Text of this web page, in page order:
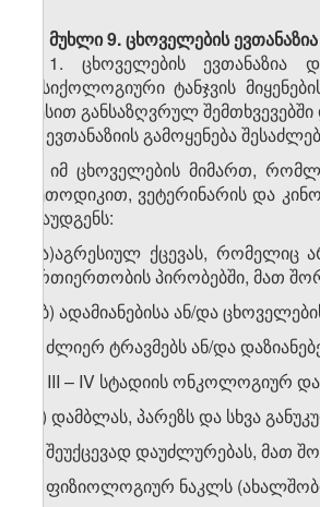
მუხლი 9. ცხოველების
1. ცხოველების ევთანაზია
ფსიქოლოგიური ტანჯვის
წესით განსაზღვრულ
2. ევთანაზიის გამოყენება
ა) იმ ცხოველების მიმართ,
მეთოდიკით, ვეტერინარის და
დაუდგენს:
ა.ა)აგრესიულ ქცევას, რომელიც
ურთიერთობის პირობებში, მათ
ა.ბ) ადამიანებისა ან/და
ბ) ძლიერ ტრავმებს ან/და
გ) III – IV სტადიის ონკოლოგიურ
დ) დამბლას, პარეზს და სხვა
ე) შეუქცევად დაუძლურებას, მათ
ვ) ფიზიოლოგიურ ნაკლს